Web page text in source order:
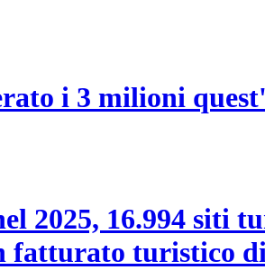
i 3 milioni
2025, 16.994 siti
fatturato turistico